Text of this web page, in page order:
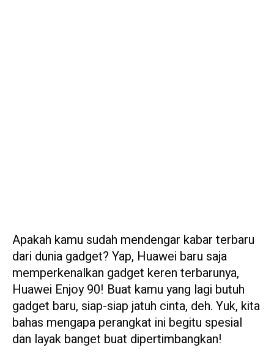
Apakah kamu sudah mendengar kabar terbaru
dari dunia gadget? Yap, Huawei baru saja
memperkenalkan gadget keren terbarunya,
Huawei Enjoy 90! Buat kamu yang lagi butuh
gadget baru, siap-siap jatuh cinta, deh. Yuk, kita
bahas mengapa perangkat ini begitu spesial
dan layak banget buat dipertimbangkan!